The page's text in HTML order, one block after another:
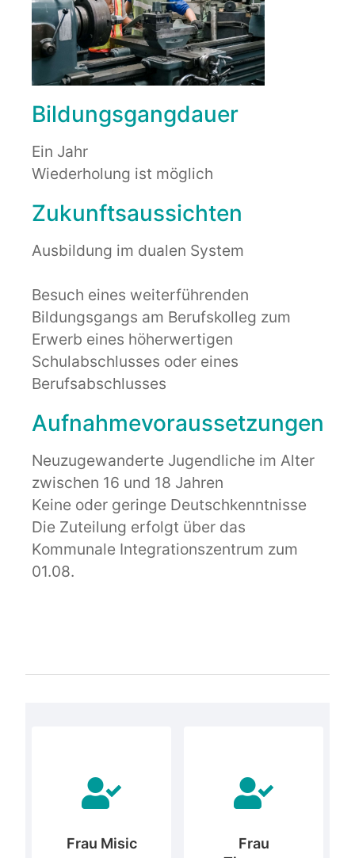
Bildungsgangdauer
Ein Jahr
Wiederholung ist möglich
Zukunftsaussichten
Ausbildung im dualen System
Besuch eines weiterführenden
Bildungsgangs am Berufskolleg zum
Erwerb eines höherwertigen
Schulabschlusses oder eines
Berufsabschlusses
Aufnahmevoraussetzungen
Neuzugewanderte Jugendliche im Alter
zwischen 16 und 18 Jahren
Keine oder geringe Deutschkenntnisse
Die Zuteilung erfolgt über das
Kommunale Integrationszentrum zum
01.08.
Frau Misic
Frau